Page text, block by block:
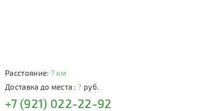
Расстояние: ? км
Доставка до места :? руб.
+7 (921) 022-22-92